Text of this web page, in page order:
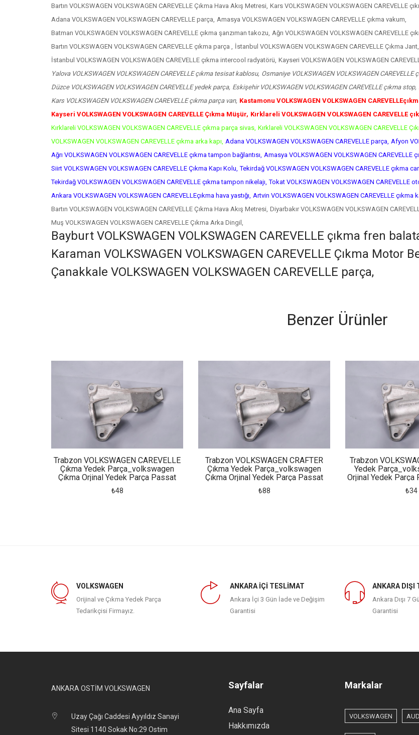
Bartın VOLKSWAGEN VOLKSWAGEN CAREVELLE Çıkma Hava Akış Metresi, Kars VOLKSWAGEN VOLKSWAGEN CAREVELLE
Adana VOLKSWAGEN VOLKSWAGEN CAREVELLE parça, Amasya VOLKSWAGEN VOLKSWAGEN CAREVELLE çıkma vakum,
Batman VOLKSWAGEN VOLKSWAGEN CAREVELLE çıkma şanzıman takozu, Ağrı VOLKSWAGEN VOLKSWAGEN CAREVELLE
Bartın VOLKSWAGEN VOLKSWAGEN CAREVELLE çıkma parça , İstanbul VOLKSWAGEN VOLKSWAGEN CAREVELLE Çıkma Jant,
İstanbul VOLKSWAGEN VOLKSWAGEN CAREVELLE çıkma intercool radyatörü, Kayseri VOLKSWAGEN VOLKSWAGEN
Yalova VOLKSWAGEN VOLKSWAGEN CAREVELLE çıkma tesisat kablosu, Osmaniye VOLKSWAGEN VOLKSWAGEN CAREVELLE
Düzce VOLKSWAGEN VOLKSWAGEN CAREVELLE yedek parça, Eskişehir VOLKSWAGEN VOLKSWAGEN CAREVELLE çıkma stop,
Kars VOLKSWAGEN VOLKSWAGEN CAREVELLE çıkma parça van, Kastamonu VOLKSWAGEN VOLKSWAGEN
Kayseri VOLKSWAGEN VOLKSWAGEN CAREVELLE Çıkma Müşür, Kırklareli VOLKSWAGEN VOLKSWAGEN CAREVELLE
Kırklareli VOLKSWAGEN VOLKSWAGEN CAREVELLE çıkma parça sivas, Kırklareli VOLKSWAGEN VOLKSWAGEN CAREVELLE
VOLKSWAGEN VOLKSWAGEN CAREVELLE çıkma arka kapı, Adana VOLKSWAGEN VOLKSWAGEN CAREVELLE parça, Afyon
Ağrı VOLKSWAGEN VOLKSWAGEN CAREVELLE çıkma tampon bağlantısı, Amasya VOLKSWAGEN VOLKSWAGEN CAREVELLE
Siirt VOLKSWAGEN VOLKSWAGEN CAREVELLE Çıkma Kapı Kolu, Tekirdağ VOLKSWAGEN VOLKSWAGEN CAREVELLE çıkma
Tekirdağ VOLKSWAGEN VOLKSWAGEN CAREVELLE çıkma tampon nikelajı, Tokat VOLKSWAGEN VOLKSWAGEN CAREVELLE
Ankara VOLKSWAGEN VOLKSWAGEN CAREVELLEçıkma hava yastığı, Artvin VOLKSWAGEN VOLKSWAGEN CAREVELLE çıkma
Bartın VOLKSWAGEN VOLKSWAGEN CAREVELLE Çıkma Hava Akış Metresi, Diyarbakır VOLKSWAGEN VOLKSWAGEN
Muş VOLKSWAGEN VOLKSWAGEN CAREVELLE Çıkma Arka Dingil,
Bayburt VOLKSWAGEN VOLKSWAGEN CAREVELLE çıkma fren
Karaman VOLKSWAGEN VOLKSWAGEN CAREVELLE Çıkma Motor
Çanakkale VOLKSWAGEN VOLKSWAGEN CAREVELLE parça,
Benzer Ürünler
Trabzon VOLKSWAGEN CAREVELLE
Çıkma Yedek Parça_volkswagen
Çıkma Orjinal Yedek Parça Passat
Otomatik Şanzıman Kulağı
₺48
Trabzon VOLKSWAGEN CRAFTER
Çıkma Yedek Parça_volkswagen
Çıkma Orjinal Yedek Parça Passat
Otomatik Şanzıman Kulağı
₺88
Trabzon
Yedek
Orjinal Yedek
Şanzıman
₺34
VOLKSWAGEN
Orijinal ve Çıkma Yedek Parça
Tedarikçisi Firmayız.
ANKARA İÇİ TESLİMAT
Ankara İçi 3 Gün İade ve Değişim
Garantisi
ANKARA DIŞI
Ankara Dışı 7
Garantisi
ANKARA OSTİM VOLKSWAGEN
Uzay Çağı Caddesi Ayyıldız Sanayi
Sitesi 1140 Sokak No:29 Ostim
Sayfalar
Ana Sayfa
Hakkımızda
Markalar
VOLKSWAGEN